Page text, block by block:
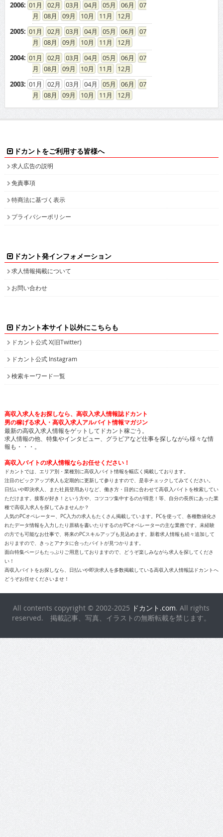
2006: 01 02 03 04 05 06
07
08
09 10 11
12
2005: 01 02 03 04 05 06
07
08
09 10 11
12
2004: 01 02 03 04 05 06
07
08
09 10 11
12
2003: 01 02 03 04 05 06
07
08
09 10 11 12
ドカントをご利用する皆様へ
求人広告の説明
免責事項
特商法に基づく表示
プライバシーポリシー
ドカント発インフォメーション
求人情報掲載について
お問い合わせ
ドカント本サイト以外にこちらも
ドカント公式 X(旧Twitter)
ドカント公式 Instagram
検索キーワード一覧
高収入求人をお探しなら、高収入求人情報誌ドカント
男の稼げる求人・高収入求人アルバイト情報マガジン
最新の高収入求人情報をゲットしてドカント稼ごう。
求人情報の他、特集やインタビュー、グラビアなど仕事を探しながら様々な情
報も・・・。
高収入バイトの求人情報ならお任せください！
ドカントでは、エリア別・業種別に高収入バイト情報を幅広く掲載しております。
注目のピックアップ求人も定期的に更新して参りますので、是非チェックしてみてください。
日払いや即決求人、また社員登用ありなど、働き方・目的に合わせて高収入バイトを検索してい
ただけます。接客が好き！という方や、コツコツ集中するのが得意！等、自分の長所にあった業
種で高収入求人を探してみませんか？
人気のPCオペレーター、PC入力の求人もたくさん掲載しています。PCを使って、各種数値化さ
れたデータ情報を入力したり原稿を書いたりするのがPCオペレーターの主な業務です。未経験
の方でも可能なお仕事で、将来のPCスキルアップも見込めます。新着求人情報も続々追加して
おりますので、きっとアナタに合ったバイトが見つかります。
面白特集ページもたっぷりご用意しておりますので、どうぞ楽しみながら求人を探してくださ
い！
高収入バイトをお探しなら、日払いや即決求人を多数掲載している高収入求人情報誌ドカントへ
どうぞお任せくださいませ！
All contents copyright © 2002-2025 ドカント.com. All rights
reserved. 掲載記事、写真、イラストの無断転載を禁じます。